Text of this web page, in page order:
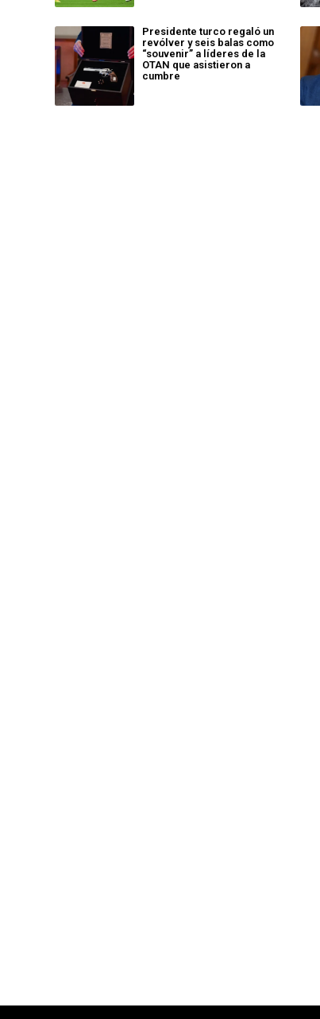
Presidente turco regaló un
revólver y seis balas como
“souvenir” a líderes de la
OTAN que asistieron a
cumbre